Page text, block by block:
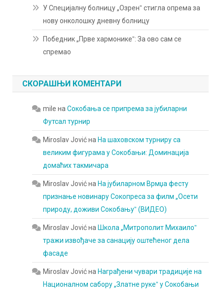
У Специјалну болницу „Озренˮ стигла опрема за
нову онколошку дневну болницу
Победник „Прве хармоникеˮ: За ово сам се
спремао
СКОРАШЊИ КОМЕНТАРИ
mile наСокобања се припрема за јубиларни
Футсал турнир
Miroslav Jovićна На шаховском турниру са
великим фигурама у Сокобањи: Доминација
домаћих такмичара
Miroslav Jovićна На јубиларном Врмџа фесту
признање новинару Сокопреса за филм „Осети
природу, доживи Сокобањуˮ (ВИДЕО)
Miroslav Jovićна Школа „Митрополит Михаилоˮ
тражи извођаче за санацију оштећеног дела
фасаде
Miroslav Jovićна Награђени чувари традиције на
Националном сабору „Златне рукеˮ у Сокобањи